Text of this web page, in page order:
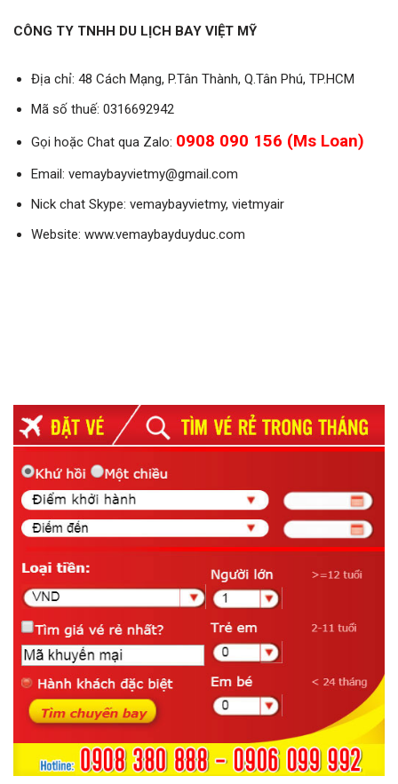
CÔNG TY TNHH DU LỊCH BAY VIỆT MỸ
Địa chỉ: 48 Cách Mạng, P.Tân Thành, Q.Tân Phú, TP.HCM
Mã số thuế: 0316692942
Gọi hoặc Chat qua Zalo: 0908 090 156 (Ms Loan)
Email: vemaybayvietmy@gmail.com
Nick chat Skype: vemaybayvietmy, vietmyair
Website: www.vemaybayduyduc.com